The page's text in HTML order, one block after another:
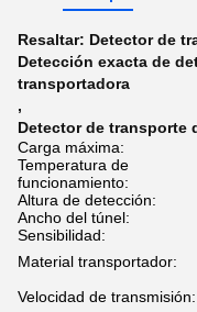
Resaltar: Detector de
Detección exacta de
transportadora
,
Detector de transporte
Carga máxima:
Temperatura de
funcionamiento:
Altura de detección:
Ancho del túnel:
Sensibilidad:
Material transportador:
Velocidad de transmisión: